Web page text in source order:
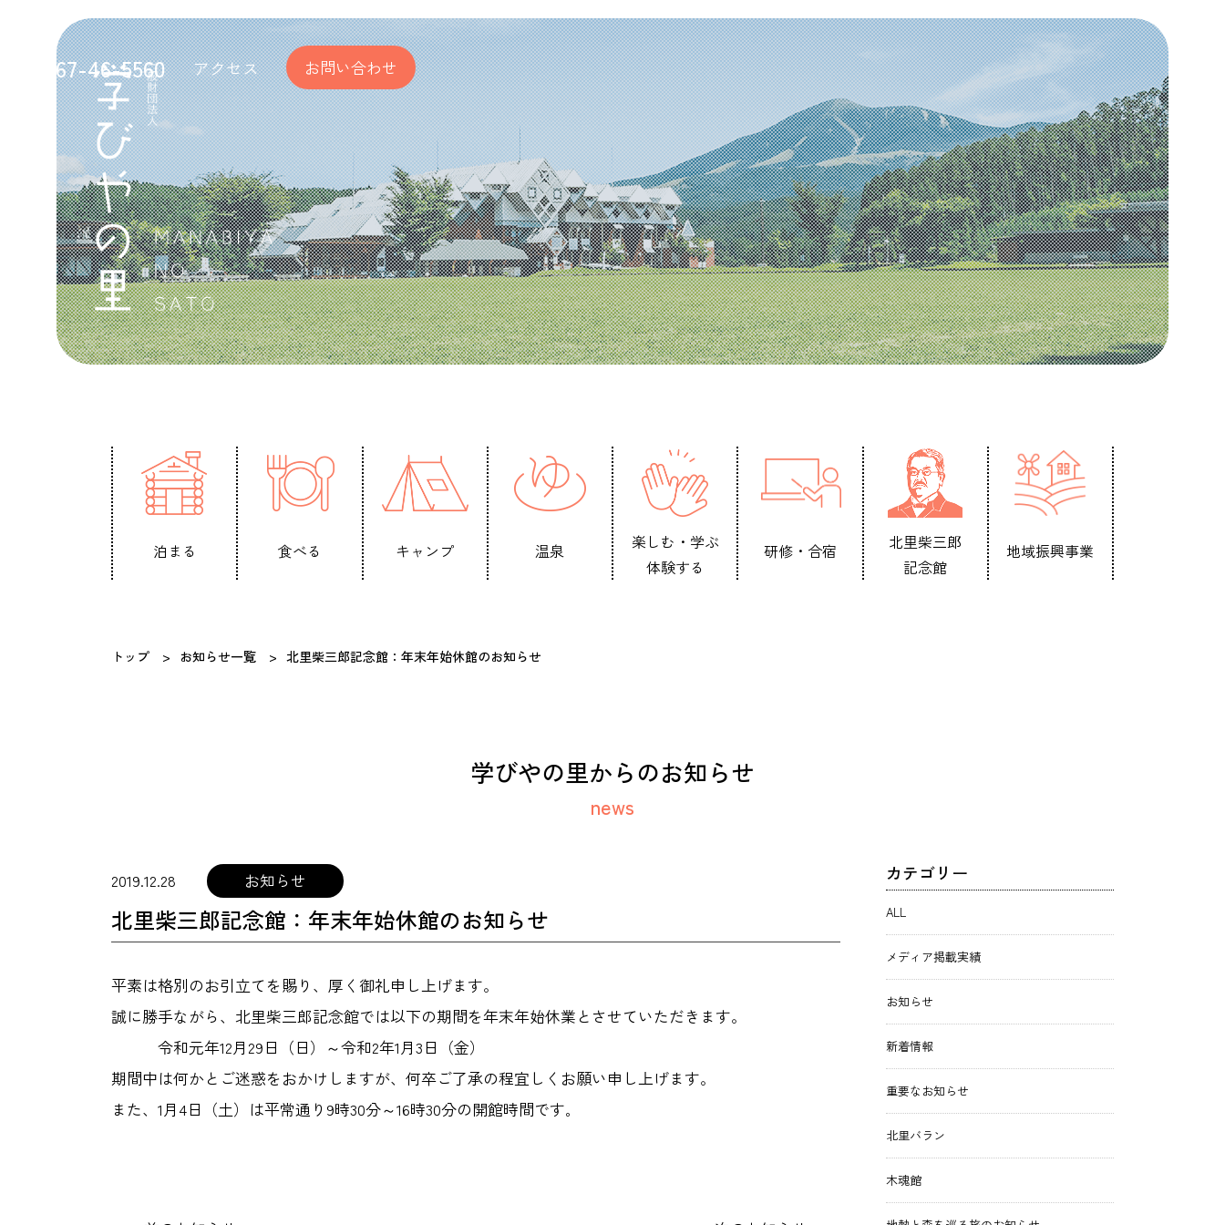
tel 0967-46-5560 アクセス お問い合わせ
泊まる 食べる キャンプ 温泉
楽しむ・学ぶ
体験する
研修・合宿
北里柴三郎
記念館
地域振興事業
トップ お知らせ一覧 北里柴三郎記念館：年末年始休館のお知らせ
学びやの里からのお知らせ
news
2019.12.28 お知らせ
北里柴三郎記念館：年末年始休館のお知らせ
平素は格別のお引立てを賜り、厚く御礼申し上げます。
誠に勝手ながら、北里柴三郎記念館では以下の期間を年末年始休業とさせていただきます。
令和元年12月29日（日）～令和2年1月3日（金）
期間中は何かとご迷惑をおかけしますが、何卒ご了承の程宜しくお願い申し上げます。
また、1月4日（土）は平常通り9時30分～16時30分の開館時間です｡
カテゴリー
ALL
メディア掲載実績
お知らせ
新着情報
重要なお知らせ
北里バラン
木魂館